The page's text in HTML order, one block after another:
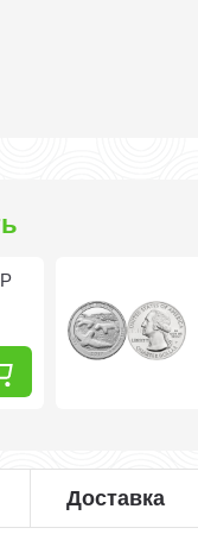
Доставка